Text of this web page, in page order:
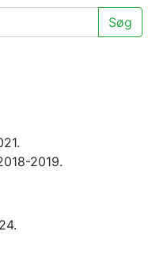
Søg
2019.